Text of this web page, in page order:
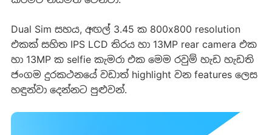
Dual Sim සහය, අඟල් 3.45 ක 800x800 resolution
එකක් සහිත IPS LCD තිරය හා 13MP rear camera එක
හා 13MP ක selfie කැමරා එක මෙම රවුම් හැඩ හැඩති
ජංගම දුරකථනයේ වඩාත් highlight වන features ලෙස
හඳුන්වා දෙන්නට පුළුවන්.